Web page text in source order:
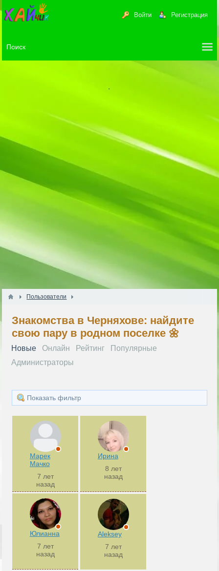
Войти Регистрация
Пользователи
Знакомства в Черняхове: найдите
свою пару в родном поселке 🌼
Новые Онлайн Рейтинг
Популярные
Администраторы
Показать фильтр
Марек
Мачко
7 лет
назад
Ирина
8 лет
назад
Юлианна
7 лет
назад
Aleksey
7 лет
назад